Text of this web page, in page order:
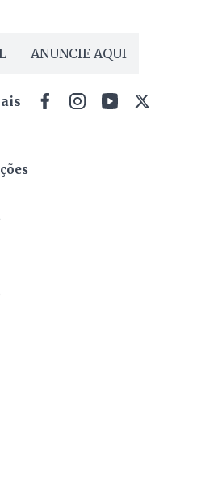
ANUNCIE AQUI